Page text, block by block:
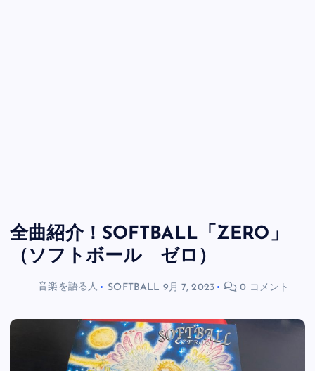
全曲紹介！SOFTBALL「ZERO」
（ソフトボール ゼロ）
音楽を語る人 SOFTBALL 9月 7, 2023 0 コメント